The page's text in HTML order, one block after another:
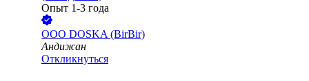
Опыт 1-3 года
ООО DOSKA (BirBir)
Андижан
Откликнуться